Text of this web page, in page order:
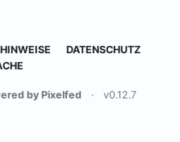
DATENSCHUTZ
by Pixelfed · v0.12.7